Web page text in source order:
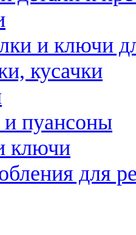
и ключи
кусачки
пуансоны
ключи
для